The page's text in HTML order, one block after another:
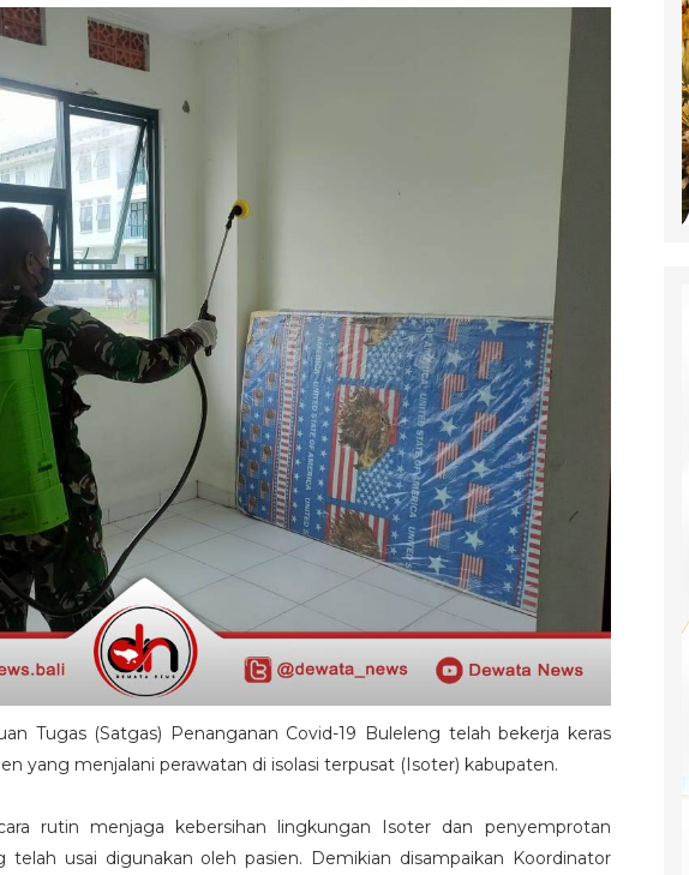
Tugas (Satgas) Penanganan Covid-19 Buleleng telah bekerja keras
yang menjalani perawatan di isolasi terpusat (Isoter) kabupaten.
rutin menjaga kebersihan lingkungan Isoter dan penyemprotan
usai digunakan oleh pasien. Demikian disampaikan Koordinator